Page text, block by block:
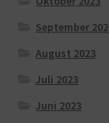
September
August 2023
Juli 2023
Juni 2023